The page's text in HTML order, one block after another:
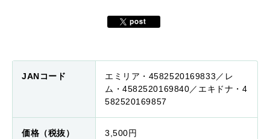
JANコード
エミリア・4582520169833／レ
ム・4582520169840／エキドナ・4
582520169857
価格（税抜） 3,500円